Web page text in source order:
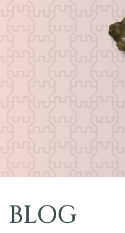
BLOG